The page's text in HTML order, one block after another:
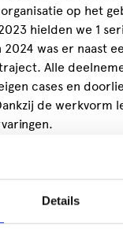
Details
op het
hielden we 1
was er naast
Alle
cases en
de werkvorm
is een kans
kunt digitalisering in
cultuureducatie te